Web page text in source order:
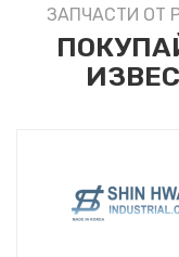
ЗАПЧАСТИ ОТ